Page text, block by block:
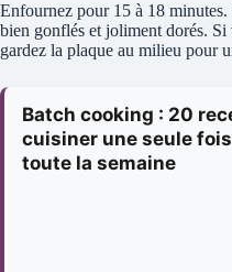
Enfournez pour 15 à 18
bien gonflés et joliment dorés.
gardez la plaque au milieu pour
Batch cooking : 20
cuisiner une seule
toute la semaine